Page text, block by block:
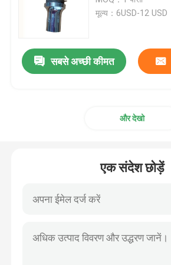
Piezoelectric अल्ट्रासोनिक
Immersible अल्ट्रासोनिक ट्रांसड्यूसर
मूल्य：6USD-12 USD
सबसे अच्छी कीमत
और देखो
एक संदेश छोड़ें